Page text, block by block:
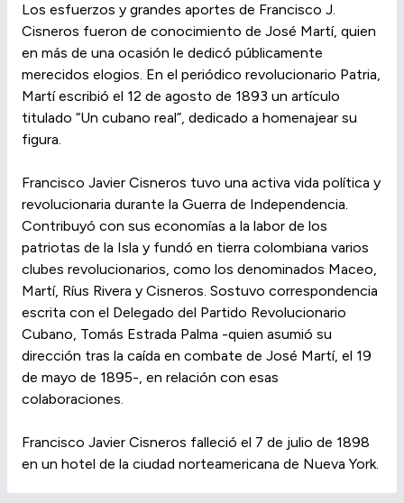
Los esfuerzos y grandes aportes de Francisco J.
Cisneros fueron de conocimiento de José Martí, quien
en más de una ocasión le dedicó públicamente
merecidos elogios. En el periódico revolucionario Patria,
Martí escribió el 12 de agosto de 1893 un artículo
titulado “Un cubano real”, dedicado a homenajear su
figura.
Francisco Javier Cisneros tuvo una activa vida política y
revolucionaria durante la Guerra de Independencia.
Contribuyó con sus economías a la labor de los
patriotas de la Isla y fundó en tierra colombiana varios
clubes revolucionarios, como los denominados Maceo,
Martí, Ríus Rivera y Cisneros. Sostuvo correspondencia
escrita con el Delegado del Partido Revolucionario
Cubano, Tomás Estrada Palma -quien asumió su
dirección tras la caída en combate de José Martí, el 19
de mayo de 1895-, en relación con esas
colaboraciones.
Francisco Javier Cisneros falleció el 7 de julio de 1898
en un hotel de la ciudad norteamericana de Nueva York.